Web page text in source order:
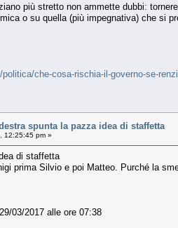
più stretto non ammette dubbi:
o su quella (più impegnativa) che si
che-cosa-rischia-il-governo-se-
spunta la pazza idea di staffetta
12:25:45 pm »
di staffetta
prima Silvio e poi Matteo. Purché la
03/2017 alle ore 07:38